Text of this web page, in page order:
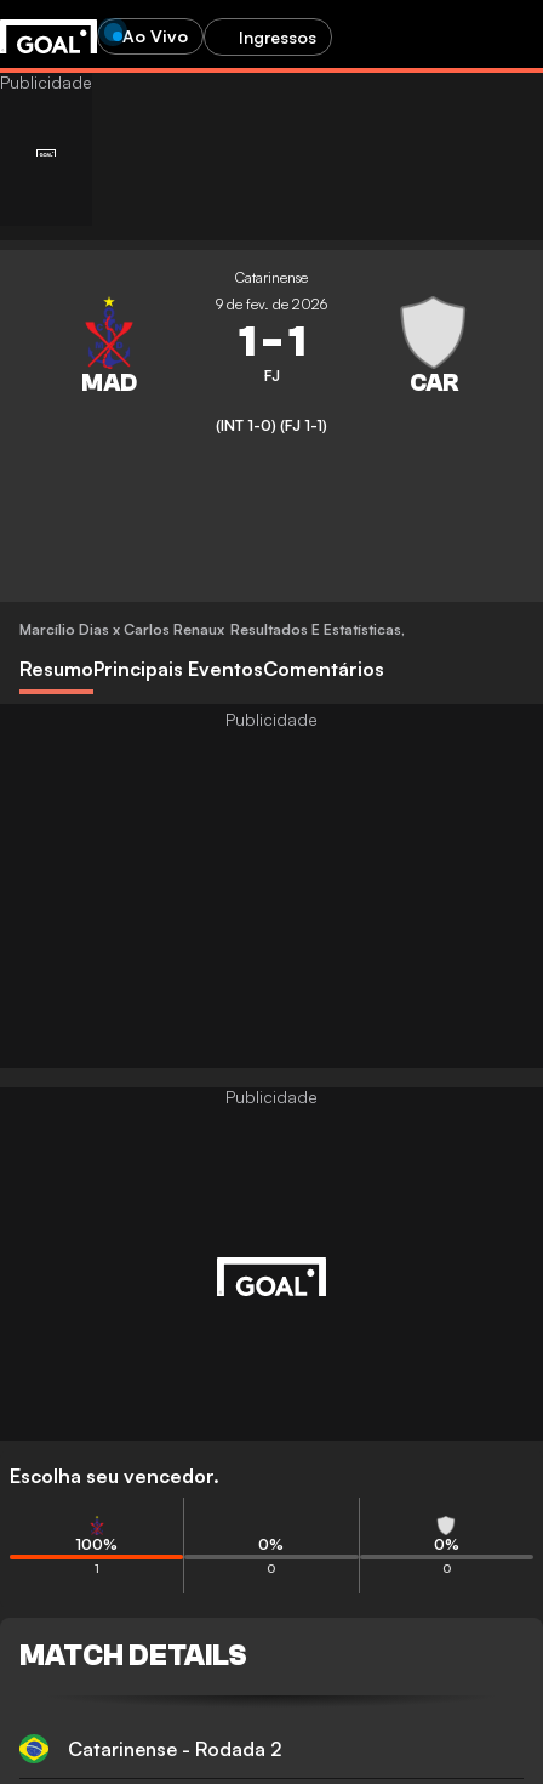
Ao Vivo Ingressos
Catarinense
9 de fev. de 2026
1-1
FJ
(INT 1-0) (FJ 1-1)
Marcílio Dias x Carlos Renaux Resultados E Estatísticas,
ResumoPrincipais EventosComentários
Escolha seu vencedor.
100%
1
0%
0
0%
0
MATCH DETAILS
Catarinense - Rodada 2
Publicidade